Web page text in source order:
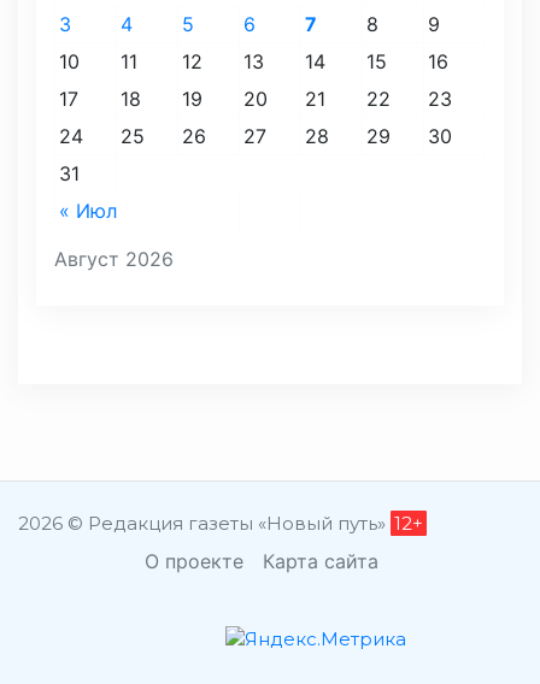
Август 2026
« Июл
3
4 5 6 7 8
9
10
11 12 13 14 15
16
17
18 19 20 21 22
23
24
25 26 27 28 29
30
31
2026 © Редакция газеты «Новый путь» 12+
О проекте Карта сайта